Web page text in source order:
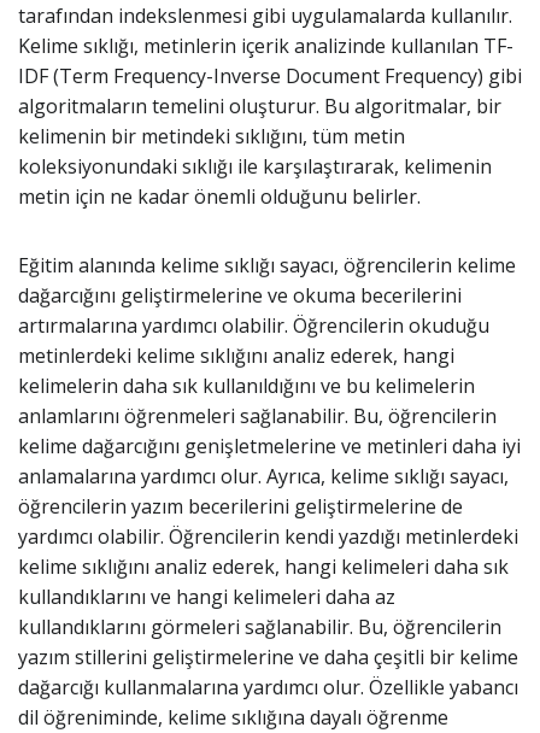
tarafından indekslenmesi gibi uygulamalarda kullanılır.
Kelime sıklığı, metinlerin içerik analizinde kullanılan TF-
IDF (Term Frequency-Inverse Document Frequency) gibi
algoritmaların temelini oluşturur. Bu algoritmalar, bir
kelimenin bir metindeki sıklığını, tüm metin
koleksiyonundaki sıklığı ile karşılaştırarak, kelimenin
metin için ne kadar önemli olduğunu belirler.
Eğitim alanında kelime sıklığı sayacı, öğrencilerin kelime
dağarcığını geliştirmelerine ve okuma becerilerini
artırmalarına yardımcı olabilir. Öğrencilerin okuduğu
metinlerdeki kelime sıklığını analiz ederek, hangi
kelimelerin daha sık kullanıldığını ve bu kelimelerin
anlamlarını öğrenmeleri sağlanabilir. Bu, öğrencilerin
kelime dağarcığını genişletmelerine ve metinleri daha iyi
anlamalarına yardımcı olur. Ayrıca, kelime sıklığı sayacı,
öğrencilerin yazım becerilerini geliştirmelerine de
yardımcı olabilir. Öğrencilerin kendi yazdığı metinlerdeki
kelime sıklığını analiz ederek, hangi kelimeleri daha sık
kullandıklarını ve hangi kelimeleri daha az
kullandıklarını görmeleri sağlanabilir. Bu, öğrencilerin
yazım stillerini geliştirmelerine ve daha çeşitli bir kelime
dağarcığı kullanmalarına yardımcı olur. Özellikle yabancı
dil öğreniminde, kelime sıklığına dayalı öğrenme